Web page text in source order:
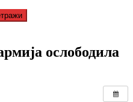
ослободила